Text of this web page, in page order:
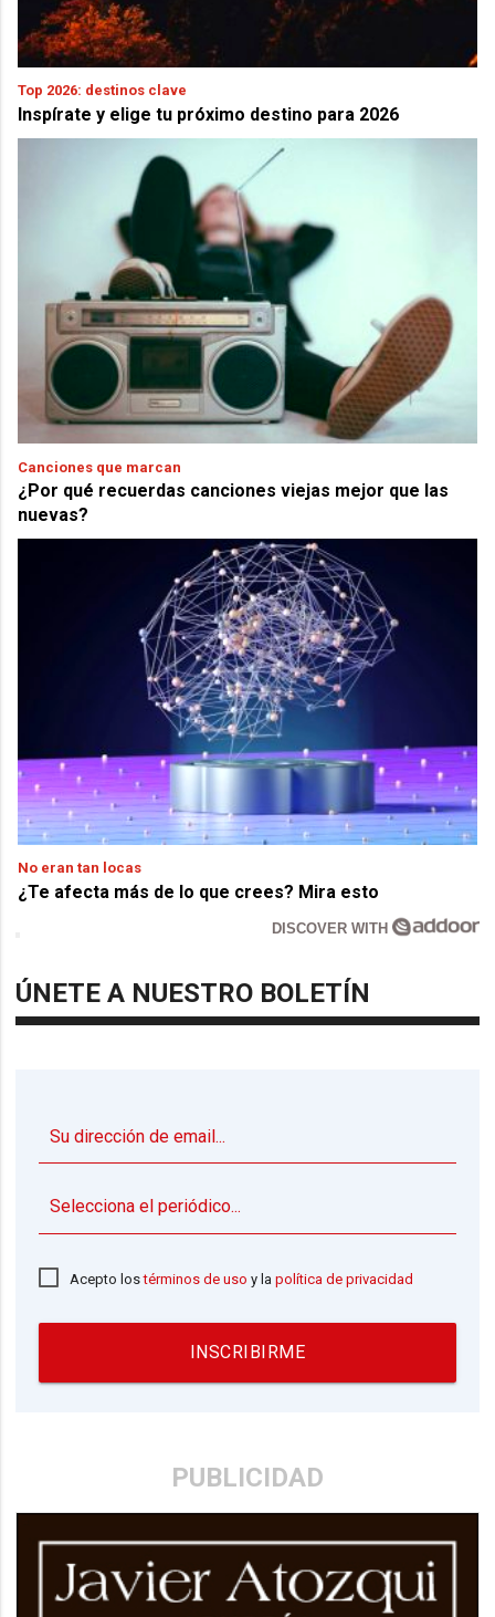
Top 2026: destinos clave
Inspírate y elige tu próximo destino para 2026
Canciones que marcan
¿Por qué recuerdas canciones viejas mejor que las
nuevas?
No eran tan locas
¿Te afecta más de lo que crees? Mira esto
DISCOVER WITH
ÚNETE A NUESTRO BOLETÍN
Acepto lostérminos de uso y lapolítica de privacidad
INSCRIBIRME
PUBLICIDAD